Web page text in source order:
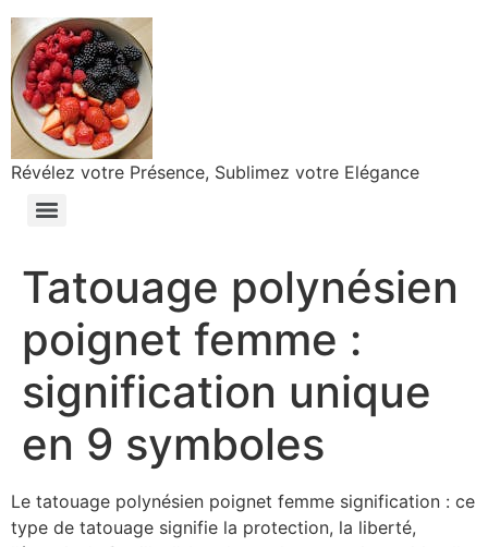
Révélez votre Présence, Sublimez votre Elégance
Tatouage polynésien
poignet femme :
signification unique
en 9 symboles
Le tatouage polynésien poignet femme signification : ce
type de tatouage signifie la protection, la liberté,